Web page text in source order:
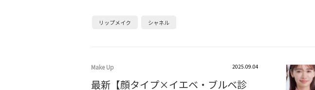
リップメイク シャネル
Make Up 2025.09.04
最新【顔タイプ×イエベ・ブルベ診